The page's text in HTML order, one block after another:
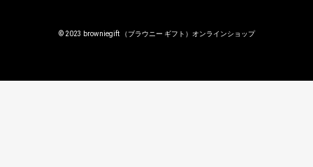
© 2023 browniegift （ブラウニー ギフト）オンラインショップ